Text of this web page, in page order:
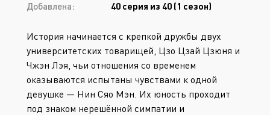
Добавлена:
40 серия из 40 (1 сезон)
История начинается с крепкой дружбы двух
университетских товарищей, Цзо Цзай Цзюня и
Чжэн Лэя, чьи отношения со временем
оказываются испытаны чувствами к одной
девушке — Нин Сяо Мэн. Их юность проходит
под знаком нерешённой симпатии и